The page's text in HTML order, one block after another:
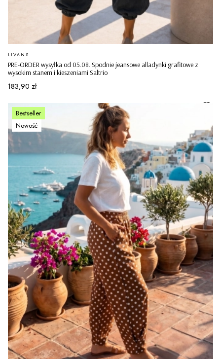
PRE-ORDER wysyłka od 05.08. Spodnie jeansowe alladynki grafitowe z
wysokim stanem i kieszeniami Saltrio
PRODUCENT
LIVANS
Cena
183,90 zł
Bestseller
Nowość